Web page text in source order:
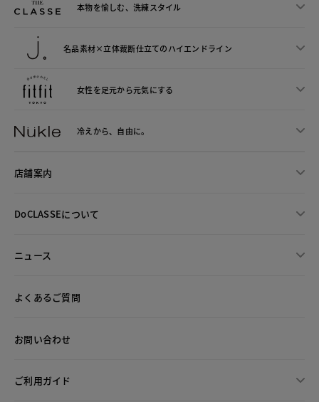
本物を愉しむ、洗練スタイル
名品素材×立体裁断仕立てのハイエンドライン
女性を足元から元気にする
冷えから、 自由に。
店舗案内
DoCLASSEについて
ニュース
よくあるご質問
お問い合わせ
ご利用ガイド